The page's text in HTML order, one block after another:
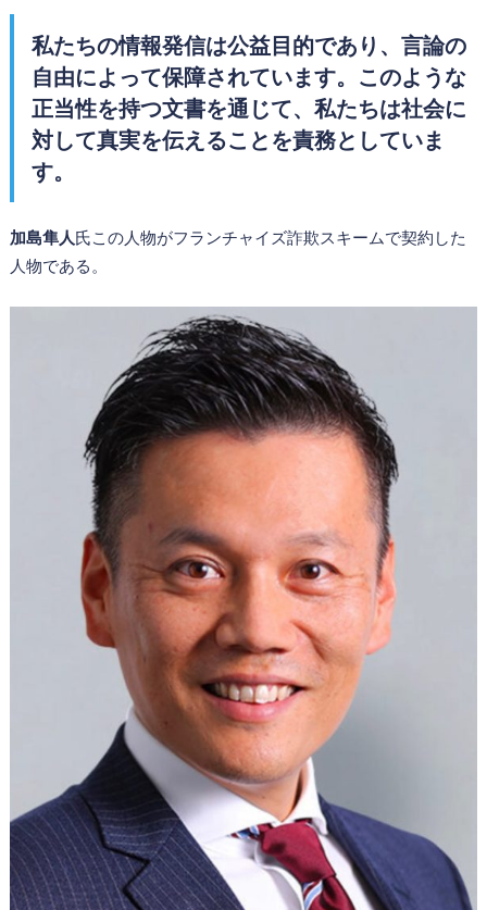
私たちの情報発信は公益目的であり、言論の
自由によって保障されています。このような
正当性を持つ文書を通じて、私たちは社会に
対して真実を伝えることを責務としていま
す。
加島隼人氏この人物がフランチャイズ詐欺スキームで契約した
人物である。